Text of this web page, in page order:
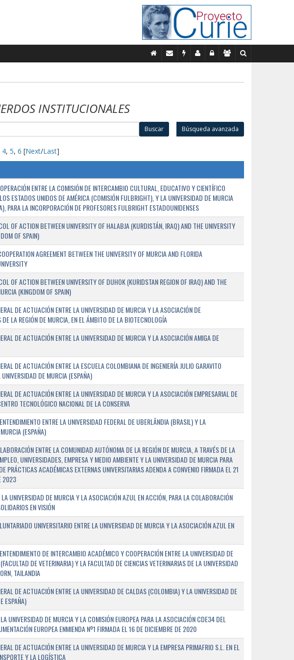
INSTITUCIONALES
Buscar Búsqueda avanzada
4, 5, 6 [Next/Last]
ENTRE LA COMISIÓN DE INTERCAMBIO CULTURAL, EDUCATIVO Y CIENTÍFICO
ESTADOS UNIDOS DE AMÉRICA (COMISIÓN FULBRIGHT), Y LA UNIVERSIDAD DE MURCIA
PARA LA INCORPORACIÓN DE PROFESORES FULBRIGHT ESTADOUNIDENSES
OF ACTION BETWEEN UNIVERSITY OF HALABJA (KURDISTÁN, IRAQ) AND THE UNIVERSITY
OF SPAIN)
AGREEMENT BETWEEN THE UNIVERSITY OF MURCIA AND FLORIDA
OF ACTION BETWEEN UNIVERSITY OF DUHOK (KURIDSTAN REGION OF IRAQ) AND THE
(KINGDOM OF SPAIN)
DE ACTUACIÓN ENTRE LA UNIVERSIDAD DE MURCIA Y LA ASOCIACIÓN DE
LA REGIÓN DE MURCIA, EN EL ÁMBITO DE LA BIOTECNOLOGÍA
DE ACTUACIÓN ENTRE LA UNIVERSIDAD DE MURCIA Y LA ASOCIACIÓN AMIGA DE
DE ACTUACIÓN ENTRE LA ESCUELA COLOMBIANA DE INGENIERÍA JULIO GARAVITO
DE MURCIA (ESPAÑA)
DE ACTUACIÓN ENTRE LA UNIVERSIDAD DE MURCIA Y LA ASOCIACIÓN EMPRESARIAL DE
TECNOLÓGICO NACIONAL DE LA CONSERVA
ENTRE LA UNIVERSIDAD FEDERAL DE UBERLÂNDIA (BRASIL) Y LA
(ESPAÑA)
ENTRE LA COMUNIDAD AUTÓNOMA DE LA REGIÓN DE MURCIA, A TRAVÉS DE LA
UNIVERSIDADES, EMPRESA Y MEDIO AMBIENTE Y LA UNIVERSIDAD DE MURCIA PARA
PRÁCTICAS ACADÉMICAS EXTERNAS UNIVERSITARIAS ADENDA A CONVENIO FIRMADA EL 21
2023
LA UNIVERSIDAD DE MURCIA Y LA ASOCIACIÓN AZUL EN ACCIÓN, PARA LA COLABORACIÓN
EN VISIÓN
UNIVERSITARIO ENTRE LA UNIVERSIDAD DE MURCIA Y LA ASOCIACIÓN AZUL EN
DE INTERCAMBIO ACADÉMICO Y COOPERACIÓN ENTRE LA UNIVERSIDAD DE
DE VETERINARIA) Y LA FACULTAD DE CIENCIAS VETERINARIAS DE LA UNIVERSIDAD
TAILANDIA
DE ACTUACIÓN ENTRE LA UNIVERSIDAD DE CALDAS (COLOMBIA) Y LA UNIVERSIDAD DE
ESPAÑA)
UNIVERSIDAD DE MURCIA Y LA COMISIÓN EUROPEA PARA LA ASOCIACIÓN CDE34 DEL
EUROPEA ENMIENDA Nº1 FIRMADA EL 16 DE DICIEMBRE DE 2020
DE ACTUACIÓN ENTRE LA UNIVERSIDAD DE MURCIA Y LA EMPRESA PRIMAFRIO S.L. EN EL
Y LA LOGÍSTICA